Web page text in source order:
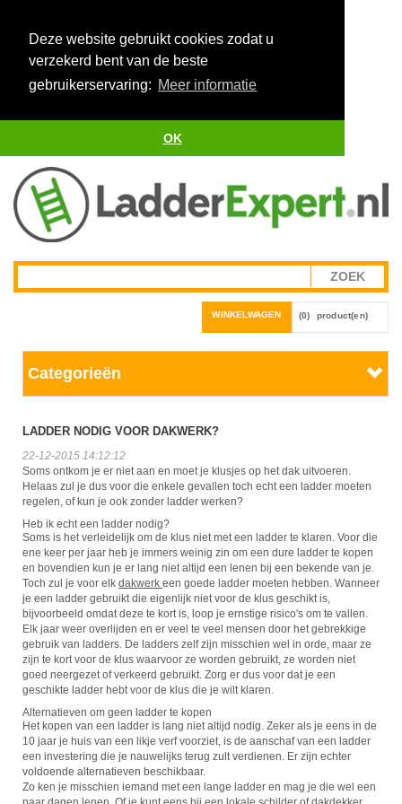
Deze website gebruikt cookies zodat u
verzekerd bent van de beste
gebruikerservaring: Meer informatie
OK
WINKELWAGEN (0) product(en)
Categorieën
LADDER NODIG VOOR DAKWERK?
22-12-2015 14:12:12
Soms ontkom je er niet aan en moet je klusjes op het dak uitvoeren.
Helaas zul je dus voor die enkele gevallen toch echt een ladder moeten
regelen, of kun je ook zonder ladder werken?
Heb ik echt een ladder nodig?
Soms is het verleidelijk om de klus niet met een ladder te klaren. Voor die
ene keer per jaar heb je immers weinig zin om een dure ladder te kopen
en bovendien kun je er lang niet altijd een lenen bij een bekende van je.
Toch zul je voor elk dakwerk een goede ladder moeten hebben. Wanneer
je een ladder gebruikt die eigenlijk niet voor de klus geschikt is,
bijvoorbeeld omdat deze te kort is, loop je ernstige risico's om te vallen.
Elk jaar weer overlijden en er veel te veel mensen door het gebrekkige
gebruik van ladders. De ladders zelf zijn misschien wel in orde, maar ze
zijn te kort voor de klus waarvoor ze worden gebruikt, ze worden niet
goed neergezet of verkeerd gebruikt. Zorg er dus voor dat je een
geschikte ladder hebt voor de klus die je wilt klaren.
Alternatieven om geen ladder te kopen
Het kopen van een ladder is lang niet altijd nodig. Zeker als je eens in de
10 jaar je huis van een likje verf voorziet, is de aanschaf van een ladder
een investering die je nauwelijks terug zult verdienen. Er zijn echter
voldoende alternatieven beschikbaar.
Zo ken je misschien iemand met een lange ladder en mag je die wel een